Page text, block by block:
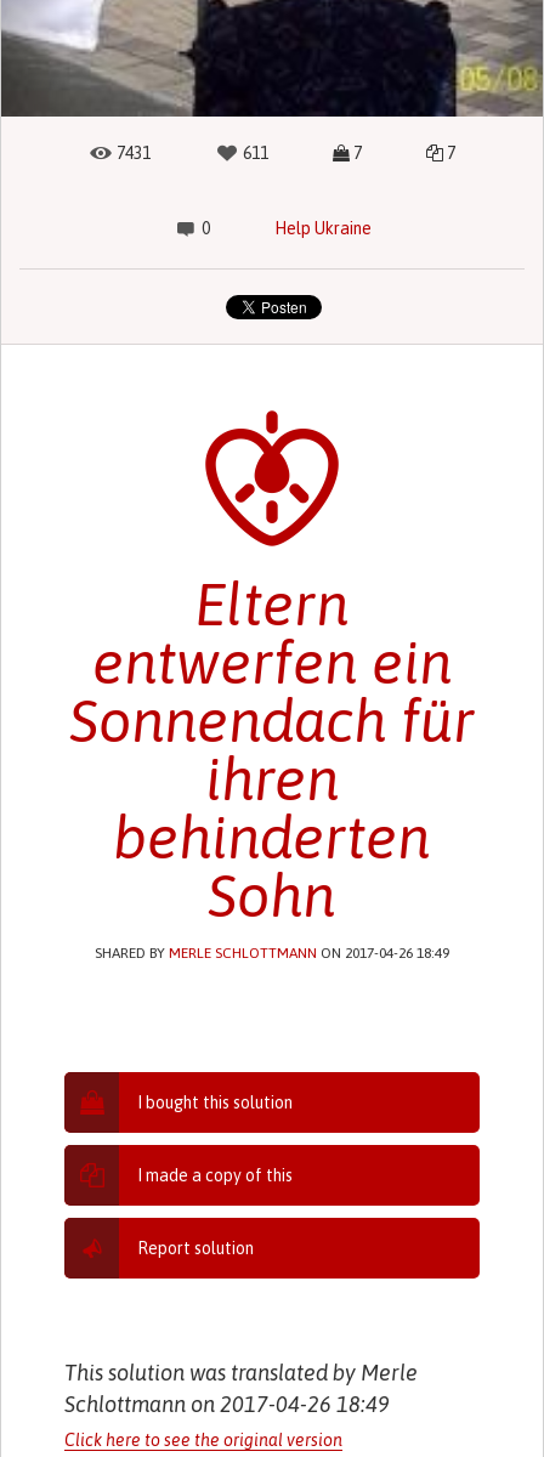
7431 611 7 7
0 Help Ukraine
Eltern
entwerfen ein
Sonnendach für
ihren
behinderten
Sohn
SHARED BY MERLE SCHLOTTMANN ON 2017-04-26 18:49
I bought this solution
I made a copy of this
Report solution
This solution was translated by Merle
Schlottmann on 2017-04-26 18:49
Click here to see the original version